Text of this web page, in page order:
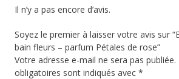
Il n’y a pas encore d’avis.
Soyez le premier à laisser votre avis sur
bain fleurs – parfum Pétales de rose”
Votre adresse e-mail ne sera pas publiée.
obligatoires sont indiqués avec*